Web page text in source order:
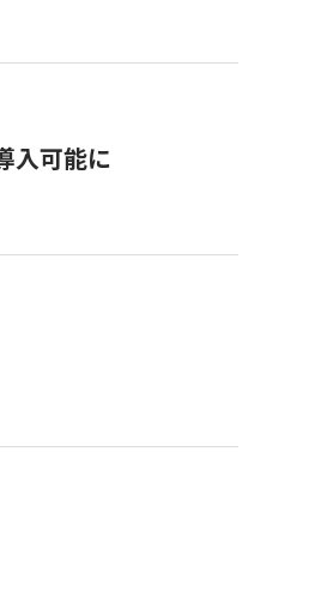
入可能に